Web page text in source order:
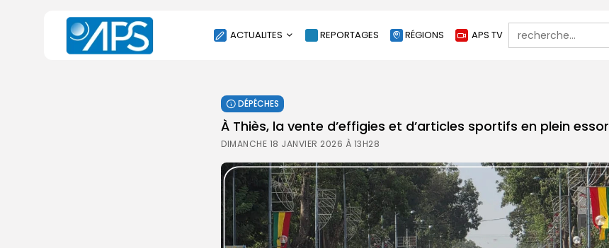
ACTUALITES
SOCIÉTÉ
ÉCONOMIE
CULTURE
SPORT
ENVIRONNEMENT
INTERNATIONAL
AGENDA
REPORTAGES RÉGIONS APS TV
Search
for:
DÉPÊCHES
À Thiès, la vente d’effigies et d’articles sportifs en plein essor
DIMANCHE 18 JANVIER 2026 À 13H28